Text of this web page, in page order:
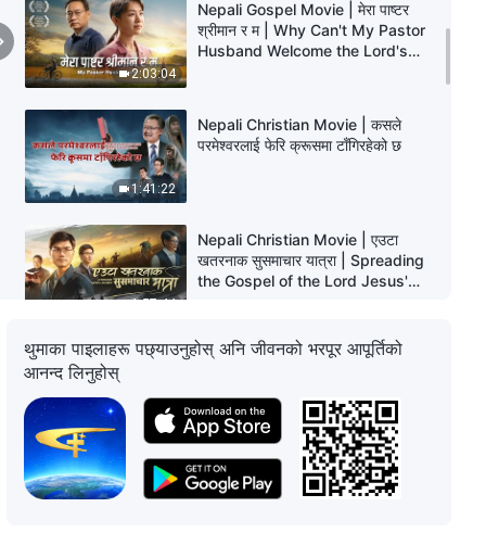
2:03:04
Nepali Gospel Movie | मेरा पाष्टर
श्रीमान र म | Why Can't My Pastor
Husband Welcome the Lord's
1:41:22
Nepali Christian Movie | कसले
परमेश्‍वरलाई फेरि क्रूसमा टाँगिरहेको छ
1:57:44
Nepali Christian Movie | एउटा
खतरनाक सुसमाचार यात्रा | Spreading
the Gospel of the Lord Jesus'
3:15:42
Nepali Christian Movie | पासो तोडाइ
Welcoming the Lord's Return
Nepali Christian Movie |
इमानदारीतामा सूर्य कहिल्यै अस्ताउँदैन | The
थुमाका पाइलाहरू पछ्याउनुहोस् अनि जीवनको भरपूर आपूर्तिको
आनन्द लिनुहोस्